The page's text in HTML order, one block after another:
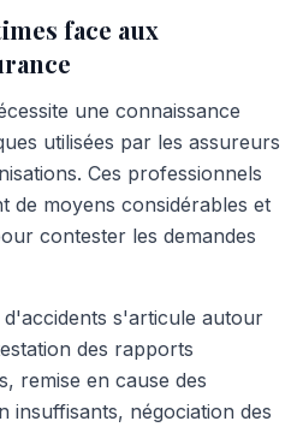
face aux
une connaissance
utilisées par les assureurs
Ces professionnels
de moyens considérables et
contester les demandes
d'accidents s'articule autour
des rapports
remise en cause des
insuffisants, négociation des